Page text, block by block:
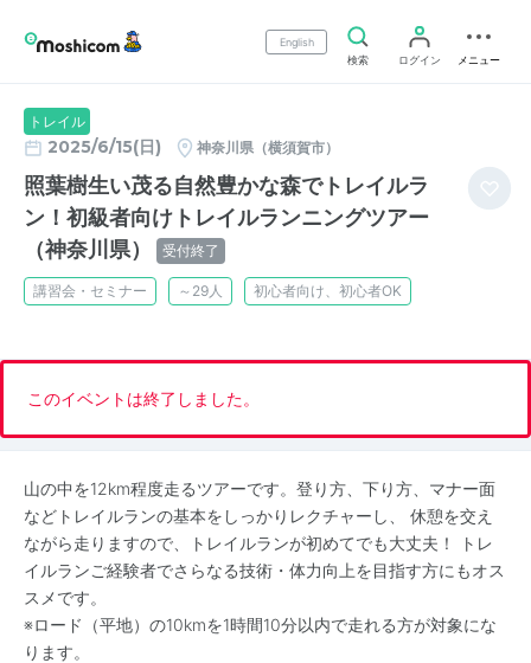
English
検索
ログイン メニュー
トレイル
2025/6/15(日) 神奈川県（横須賀市）
照葉樹生い茂る自然豊かな森でトレイルラ
ン！初級者向けトレイルランニングツアー
（神奈川県）
受付終了
講習会・セミナー ～29人 初心者向け、初心者OK
このイベントは終了しました。
山の中を12km程度走るツアーです。登り方、下り方、マナー面
などトレイルランの基本をしっかりレクチャーし、 休憩を交え
ながら走りますので、トレイルランが初めてでも大丈夫！ トレ
イルランご経験者でさらなる技術・体力向上を目指す方にもオス
スメです。
※ロード（平地）の10kmを1時間10分以内で走れる方が対象にな
ります。